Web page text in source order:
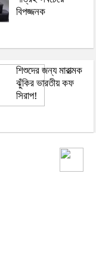
বিপজ্জনক
শিশুদের জন্য মারাত্মক
ঝুঁকির ভারতীয় কফ
সিরাপ!